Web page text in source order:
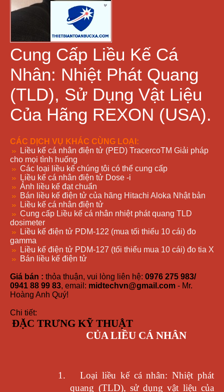
Cung Cấp Liều Kế Cá
Nhân: Nhiệt Phát Quang
(TLD), Sử Dụng Vật Liệu
Của Hãng REXON (USA).
CÁC DỊCH VỤ KHÁC CÙNG LOẠI:
Liều kế cá nhân điện tử (PED) TracercoTM Giải pháp
cho mọi tình huống
Các loại liều kế chúng tôi có thể cung cấp
Liều kế cá nhân điện tử Dose -i
Ảnh liều kế đạt chuẩn
Bán liều kế điện tử của hãng Hitachi Aloka Nhật bản
Liều kế cá nhân điện tử
Cung cấp Liều kế cá nhân nhiệt phát quang TLD
dosimeter
Liều kế điện tử PDM-122 (mua tối thiểu 10 cái) đo
gamma
Liều kế điện tử PDM-127 (tối thiểu mua 10 cái) đo tia X
Bán liều kế điện tử
Giá bán : thỏa thuận, vui lòng liên hệ: 0976 275 983/
0941 88 99 83, email: midtechvn@gmail.com - Mr.
Hoàng Anh Quý!
Chi tiết:
ĐẶC TRƯNG KỸ THUẬT
CỦA LIỀU CÁ NHÂN
1.
Loại liều kế cá nhân: Nhiệt phát
quang (TLD), sử dụng vật liệu của